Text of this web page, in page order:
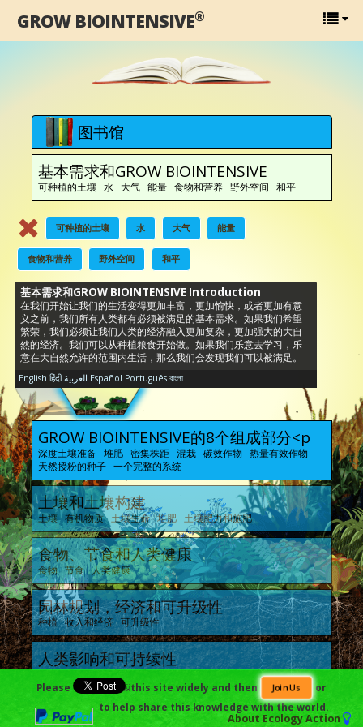
GROW BIOINTENSIVE®
图书馆
基本需求和GROW BIOINTENSIVE
可种植的土壤 水 大气 能量 食物和营养 野外空间 和平
可种植的土壤 水 大气 能量
食物和营养 野外空间 和平
基本需求和GROW BIOINTENSIVE Introduction
在我们开始让我们的生活变得更加丰富，更加愉快，或者更加有意
义之前，我们所有人类都有必须被满足的基本需求。如果我们希望
繁荣，我们必须让我们人类的经济融入更加复杂，更加强大的大自
然的经济。我们可以从种植粮食开始做。如果我们乐意去学习，乐
意在大自然允许的范围内生活，那么我们会发现我们可以被满足。
English हिंदी العربية Español Português বাংলা
GROW BIOINTENSIVE的8个组成部分<p
深度土壤准备 堆肥 密集株距 混栽 碳效作物 热量有效作物
天然授粉的种子 一个完整的系统
土壤和土壤构建
土壤 有机物质 土壤生命 堆肥 土壤肥力和施肥
食物、节食和人类健康
食物 节食 人类健康
园林规划，经济和可升级性
种植 收入和经济 可升级性
人类影响和可持续性
历史 现在 气候变化 适当的技术 可持续性和GB哲学
生态系统
Please ￼this site widely and then Join Us
or
to help share this knowledge with the world.
About Ecology Action